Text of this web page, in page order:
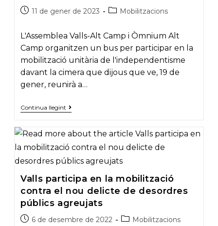
Setembre
Post11 de gener de 2023
PostMobilitzacions
L'Assemblea Valls-Alt Camp i Òmnium Alt
Camp organitzen un bus per participar en la
mobilització unitària de l'independentisme
davant la cimera que dijous que ve, 19 de
gener, reunirà a…
Continua llegint Bus
de
per
participar
en
mobilització
del
de
gener
a
Barcelona
Valls participa en la mobilització
contra el nou delicte de desordres
públics agreujats
Post6 de desembre de 2022
PostMobilitzacions